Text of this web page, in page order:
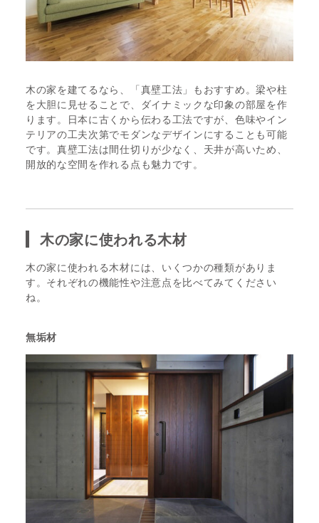
木の家を建てるなら、「真壁工法」もおすすめ。梁や柱
を大胆に見せることで、ダイナミックな印象の部屋を作
ります。日本に古くから伝わる工法ですが、色味やイン
テリアの工夫次第でモダンなデザインにすることも可能
です。真壁工法は間仕切りが少なく、天井が高いため、
開放的な空間を作れる点も魅力です。
木の家に使われる木材
木の家に使われる木材には、いくつかの種類がありま
す。それぞれの機能性や注意点を比べてみてください
ね。
無垢材